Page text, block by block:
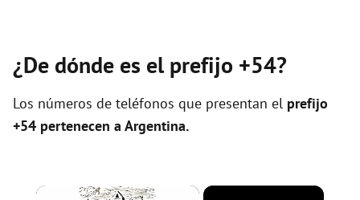
¿De dónde es el prefijo +54?
Los números de teléfonos que presentan el prefijo
+54 pertenecen a Argentina.
×